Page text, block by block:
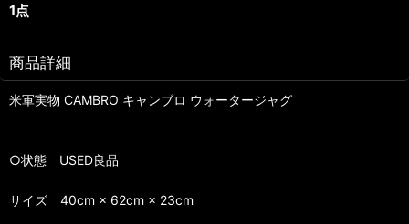
1点
商品詳細
米軍実物 CAMBRO キャンブロ ウォータージャグ
○状態 USED良品
サイズ 40cm × 62cm × 23cm